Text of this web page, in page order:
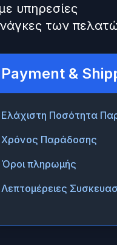
υπηρεσίες
των
Payment &
Ελάχιστη Ποσότητα
Χρόνος Παράδοσης
Όροι πληρωμής
Λεπτομέρειες